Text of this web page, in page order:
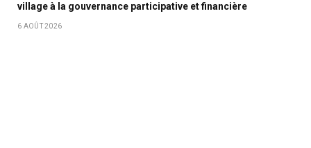
village à la gouvernance participative et financière
6 AOÛT 2026